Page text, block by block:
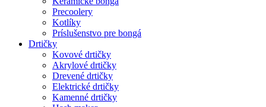
Precoolery
Kotlíky
Príslušenstvo pre bongá
Drtičky
Kovové drtičky
Akrylové drtičky
Drevené drtičky
Elektrické drtičky
Kamenné drtičky